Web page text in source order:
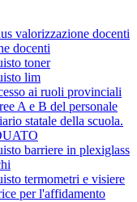
valorizzazione docenti
docenti
toner
lim
ai ruoli provinciali
A e B del personale
statale della scuola.
barriere in plexiglass
termometri e visiere
per l'affidamento